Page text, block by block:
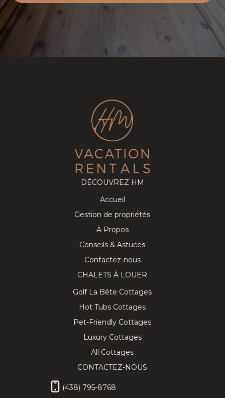
DÉCOUVREZ HM
Accueil
Gestion de propriétés
À Propos
Conseils & Astuces
Contactez-nous
CHALETS À LOUER
Golf La Bête Cottages
Hot Tubs Cottages
Pet-Friendly Cottages
Luxury Cottages
All Cottages
CONTACTEZ-NOUS
(438) 795-8768